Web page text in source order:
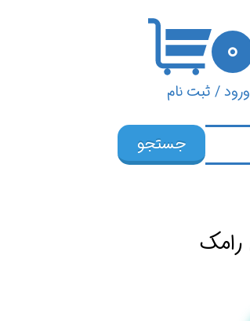
ورود/ ثبت نام
حساب کاربری من
تغییر گذر واژه
خروج از حساب
کاربری
۰
جستجو